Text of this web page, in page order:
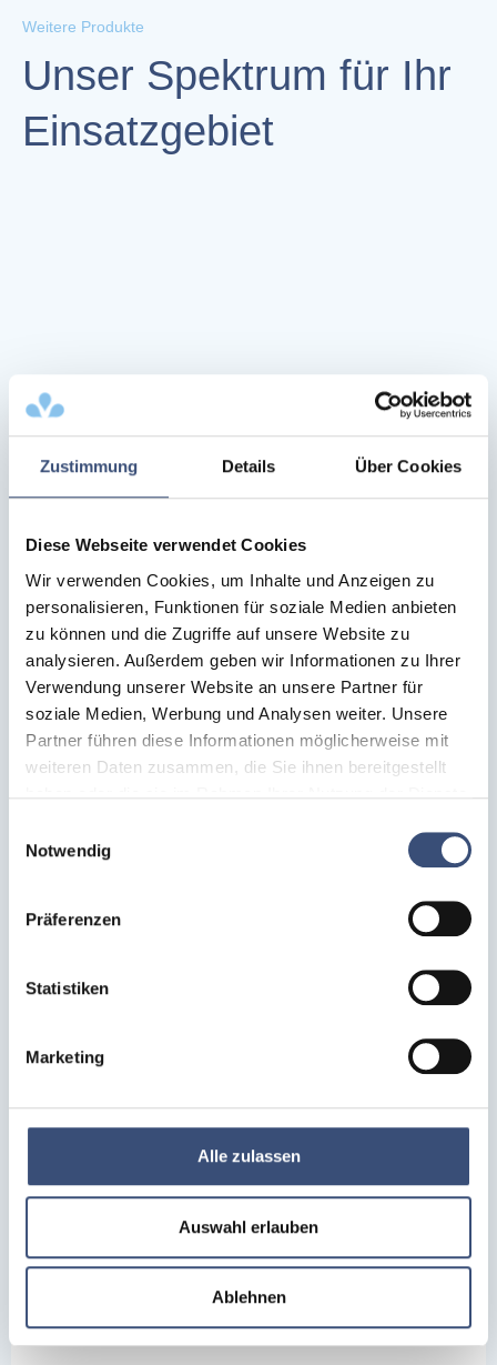
Zustimmung Details Über Cookies
Diese Webseite verwendet Cookies
Wir verwenden Cookies, um Inhalte und Anzeigen zu
personalisieren, Funktionen für soziale Medien anbieten
zu können und die Zugriffe auf unsere Website zu
analysieren. Außerdem geben wir Informationen zu Ihrer
Verwendung unserer Website an unsere Partner für
soziale Medien, Werbung und Analysen weiter. Unsere
Partner führen diese Informationen möglicherweise mit
weiteren Daten zusammen, die Sie ihnen bereitgestellt
unsererDatenschutzseite
Notwendig
Präferenzen
Statistiken
Marketing
Alle zulassen
Auswahl erlauben
Ablehnen
Weitere Produkte
Unser Spektrum für Ihr
Einsatzgebiet
Kontakt
Sie haben Interesse an
Sie nicht, sich bei uns
zu melden.